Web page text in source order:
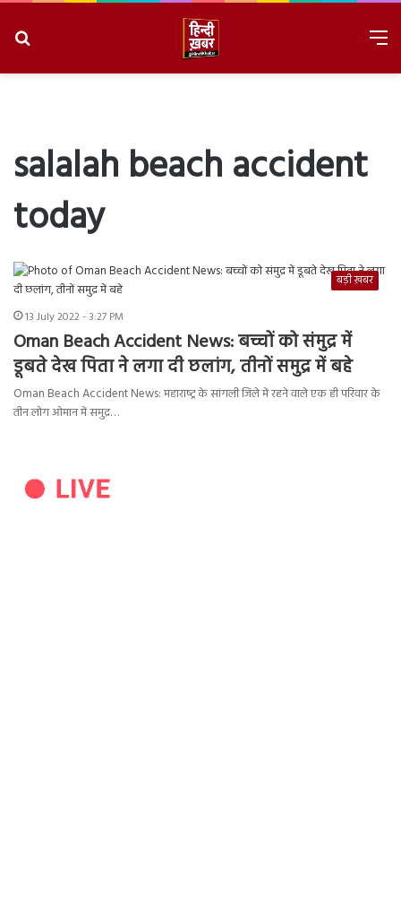
salalah beach accident
today
बड़ी ख़बर
13 July 2022 - 3:27 PM
Oman Beach Accident News: बच्चों को संमुद्र में
डूबते देख पिता ने लगा दी छलांग, तीनों समुद्र में बहे
Oman Beach Accident News: महाराष्‍ट्र के सांगली जिले में रहने वाले एक ही परिवार के
तीन लोग ओमान में समुद्र…